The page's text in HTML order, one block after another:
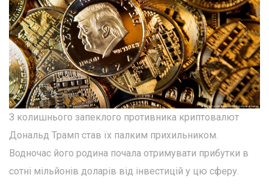
З колишнього запеклого противника криптовалют
Дональд Трамп став їх палким прихильником.
Водночас його родина почала отримувати прибутки в
сотні мільйонів доларів від інвестицій у цю сферу.